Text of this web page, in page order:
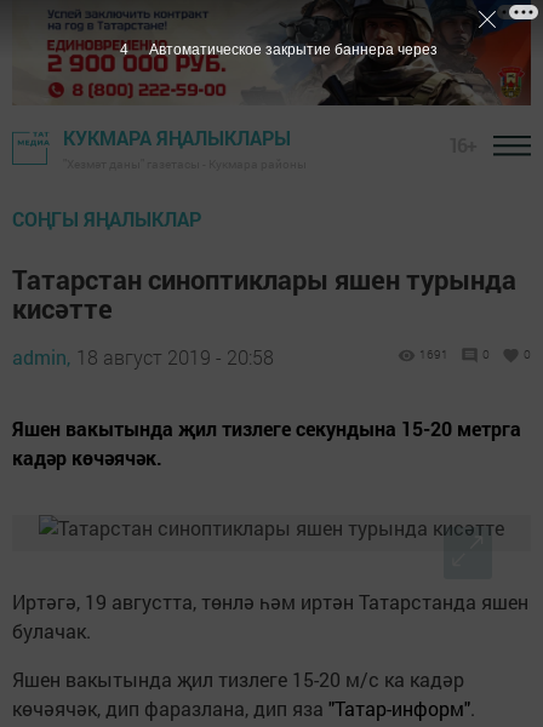
КУКМАРА ЯҢАЛЫКЛАРЫ
СОҢГЫ ЯҢАЛЫКЛАР
Татарстан синоптиклары яшен турында
кисәтте
admin, 18 август 2019 - 20:58 1691 0 0
Яшен вакытында җил тизлеге секундына 15-20 метрга
кадәр көчәячәк.
Иртәгә, 19 августта, төнлә һәм иртән Татарстанда яшен
булачак.
Яшен вакытында җил тизлеге 15-20 м/с ка кадәр
көчәячәк, дип фаразлана, дип яза "Татар-информ".
3 Автоматическое закрытие баннера через